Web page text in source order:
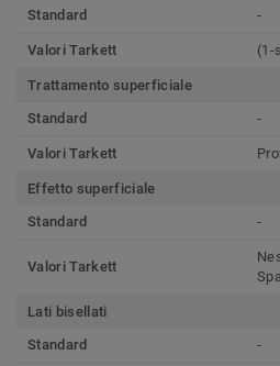
Standard
-
Valori Tarkett (1-
Trattamento superficiale
Standard
-
Valori Tarkett
Effetto superficiale
Standard
-
Valori Tarkett
Lati bisellati
Standard
-